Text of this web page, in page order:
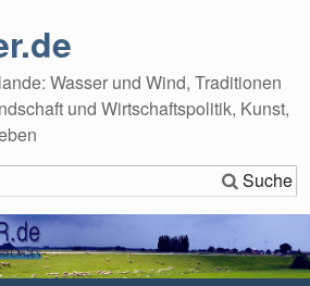
Wasser und Wind, Traditionen
und Wirtschaftspolitik, Kunst,
Suche